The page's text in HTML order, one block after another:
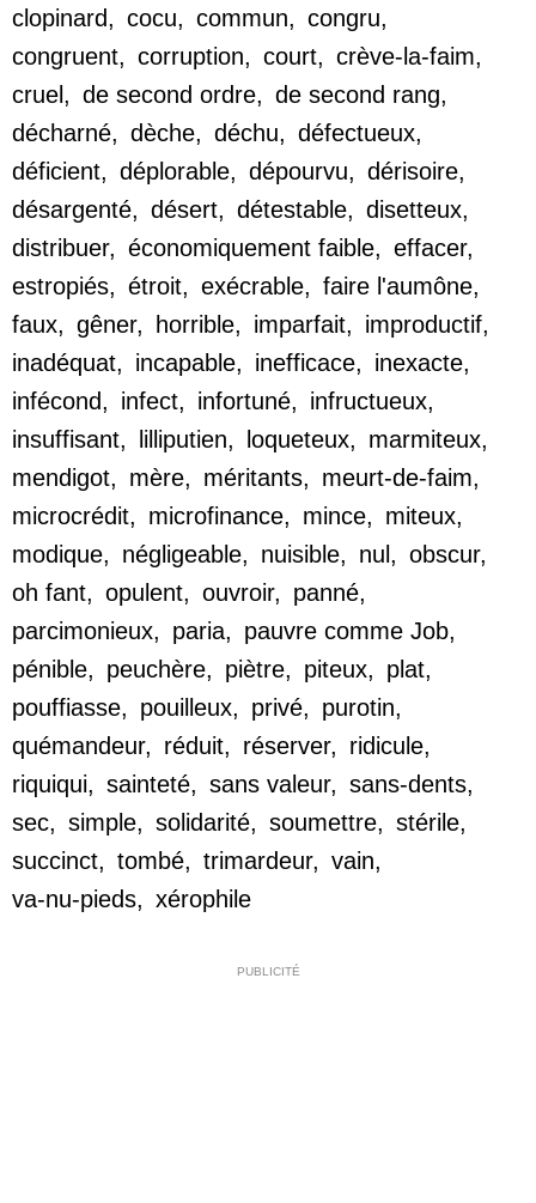
clopinard, cocu, commun, congru,
congruent, corruption, court, crève-la-faim,
cruel, de second ordre, de second rang,
décharné, dèche, déchu, défectueux,
déficient, déplorable, dépourvu, dérisoire,
désargenté, désert, détestable, disetteux,
distribuer, économiquement faible, effacer,
estropiés, étroit, exécrable, faire l'aumône,
faux, gêner, horrible, imparfait, improductif,
inadéquat, incapable, inefficace, inexacte,
infécond, infect, infortuné, infructueux,
insuffisant, lilliputien, loqueteux, marmiteux,
mendigot, mère, méritants, meurt-de-faim,
microcrédit, microfinance, mince, miteux,
modique, négligeable, nuisible, nul, obscur,
oh fant, opulent, ouvroir, panné,
parcimonieux, paria, pauvre comme Job,
pénible, peuchère, piètre, piteux, plat,
pouffiasse, pouilleux, privé, purotin,
quémandeur, réduit, réserver, ridicule,
riquiqui, sainteté, sans valeur, sans-dents,
sec, simple, solidarité, soumettre, stérile,
succinct, tombé, trimardeur, vain,
va-nu-pieds, xérophile
PUBLICITÉ